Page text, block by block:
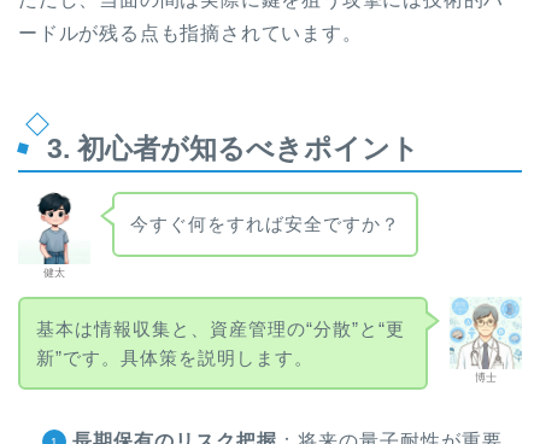
ードルが残る点も指摘されています。
3. 初心者が知るべきポイント
健太
今すぐ何をすれば安全ですか？
博士
基本は情報収集と、資産管理の“分散”と“更
新”です。具体策を説明します。